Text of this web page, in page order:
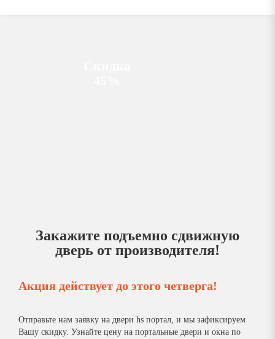
Закажите подъемно сдвижную
дверь от производителя!
Акция действует до этого четверга!
Отправьте нам заявку на двери hs портал, и мы зафиксируем
Вашу скидку. Узнайте цену на портальные двери и окна по